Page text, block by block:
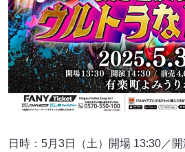
日時：5月3日（土）開場 13:30／